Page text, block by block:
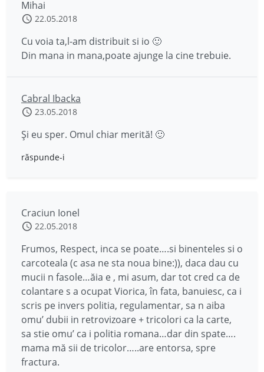
Mihai
22.05.2018
Cu voia ta,l-am distribuit si io 🙂
Din mana in mana,poate ajunge la cine trebuie.
Cabral Ibacka
23.05.2018
Și eu sper. Omul chiar merită! 🙂
răspunde-i
Craciun Ionel
22.05.2018
Frumos, Respect, inca se poate….si binenteles si o
carcoteala (c asa ne sta noua bine:)), daca dau cu
mucii n fasole…ăia e , mi asum, dar tot cred ca de
colantare s a ocupat Viorica, în fata, banuiesc, ca i
scris pe invers politia, regulamentar, sa n aiba
omu’ dubii in retrovizoare + tricolori ca la carte,
sa stie omu’ ca i politia romana…dar din spate….
mama mă sii de tricolor…..are entorsa, spre
fractura.